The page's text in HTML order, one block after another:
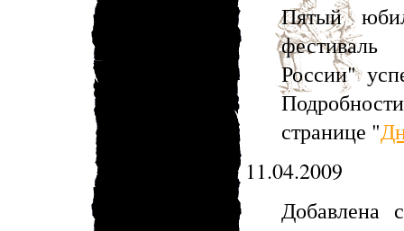
Пятый
России"
странице "
11.04.2009
Добавлена